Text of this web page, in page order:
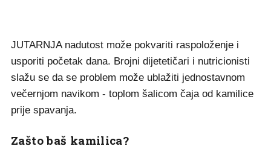
JUTARNJA nadutost može pokvariti raspoloženje i
usporiti početak dana. Brojni dijetetičari i nutricionisti
slažu se da se problem može ublažiti jednostavnom
večernjom navikom - toplom šalicom čaja od kamilice
prije spavanja.
Zašto baš kamilica?